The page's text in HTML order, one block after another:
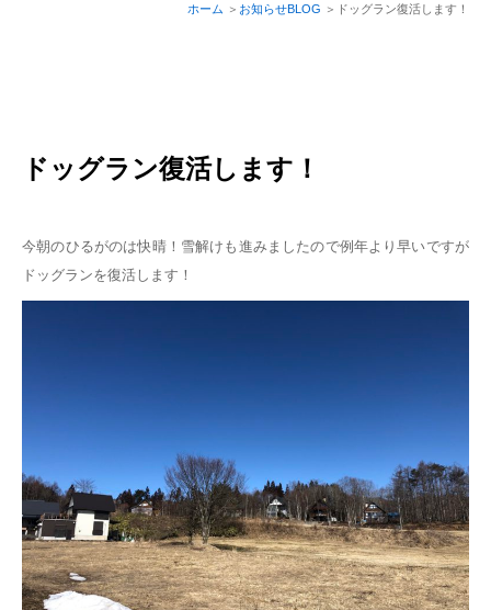
ホーム お知らせBLOG ドッグラン復活します！
ドッグラン復活します！
今朝のひるがのは快晴！雪解けも進みましたので例年より早いですが
ドッグランを復活します！